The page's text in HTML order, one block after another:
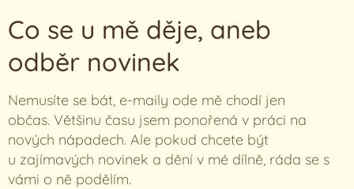
Co se u mě děje, aneb
odběr novinek
Nemusíte se bát, e-maily ode mě chodí jen
občas. Většinu času jsem ponořená v práci na
nových nápadech. Ale pokud chcete být
u zajímavých novinek a dění v mé dílně, ráda se s
vámi o ně podělím.